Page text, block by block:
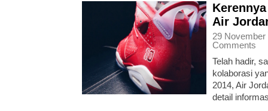
Air
29
Comments
Telah hadir,
kolaborasi
2014, Air
detail